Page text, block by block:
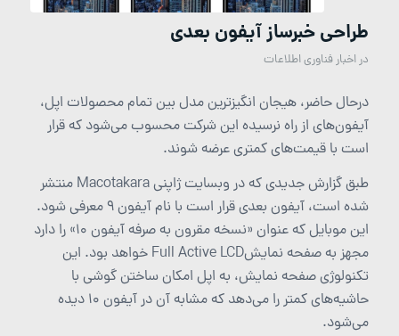
طراحی‌ خبرساز آیفون‌ بعدی
دراخبار فناوری اطلاعات
درحال حاضر، هیجان انگیزترین مدل بین تمام محصولات اپل،
آیفون‌های از راه نرسیده این شرکت محسوب می‌شود که قرار
است با قیمت‌های کمتری عرضه شوند.
طبق گزارش جدیدی که در وبسایت ژاپنی Macotakara منتشر
شده است، آیفون بعدی قرار است با نام آیفون 9 معرفی شود.
این موبایل که عنوان «نسخه مقرون به صرفه آیفون 10» را دارد
مجهز به صفحه نمایشFull Active LCD خواهد بود. این
تکنولوژی صفحه نمایش، به اپل امکان ساختن گوشی با
حاشیه‌های کمتر را می‌دهد که مشابه آن در آیفون 10 دیده
می‌شود.